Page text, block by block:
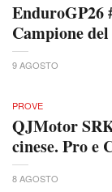
EnduroGP26
Campione
9 AGOSTO
PROVE
QJMotor
cinese. Pro e
8 AGOSTO